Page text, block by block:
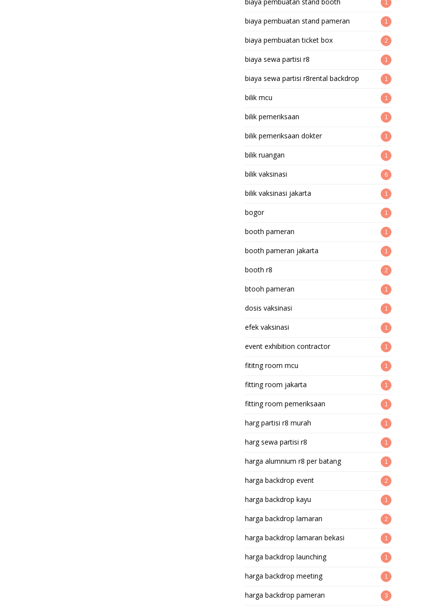
1
biaya pembuatan stand pameran 1
biaya pembuatan ticket box 2
biaya sewa partisi r8 1
biaya sewa partisi r8rental backdrop 1
bilik mcu 1
bilik pemeriksaan 1
bilik pemeriksaan dokter 1
bilik ruangan 1
bilik vaksinasi 6
bilik vaksinasi jakarta 1
bogor 1
booth pameran 1
booth pameran jakarta 1
booth r8 2
btooh pameran 1
dosis vaksinasi 1
efek vaksinasi 1
event exhibition contractor 1
fititng room mcu 1
fitting room jakarta 1
fitting room pemeriksaan 1
harg partisi r8 murah 1
harg sewa partisi r8 1
harga alumnium r8 per batang 1
harga backdrop event 2
harga backdrop kayu 1
harga backdrop lamaran 2
harga backdrop lamaran bekasi 1
harga backdrop launching 1
harga backdrop meeting 1
harga backdrop pameran 3